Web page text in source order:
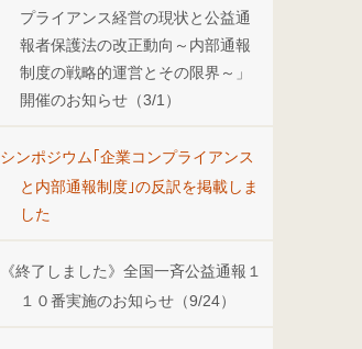
プライアンス経営の現状と公益通
報者保護法の改正動向～内部通報
制度の戦略的運営とその限界～」
開催のお知らせ（3/1）
シンポジウム｢企業コンプライアンス
と内部通報制度｣の反訳を掲載しま
した
《終了しました》全国一斉公益通報１
１０番実施のお知らせ（9/24）